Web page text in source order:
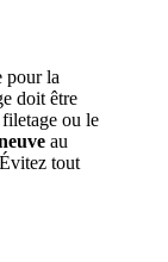
pour la
doit être
ou le
au
tout